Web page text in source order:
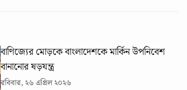
বাণিজ্যের মোড়কে বাংলাদেশকে মার্কিন উপনিবেশ
বানানোর ষড়যন্ত্র
রবিবার, ২৬ এপ্রিল ২০২৬